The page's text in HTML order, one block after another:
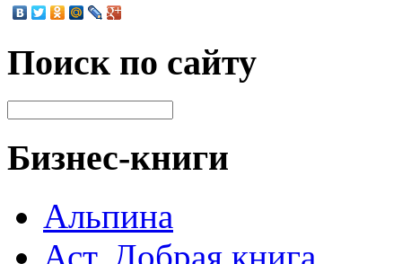
Поиск по сайту
Бизнес-книги
Альпина
Аст, Добрая книга